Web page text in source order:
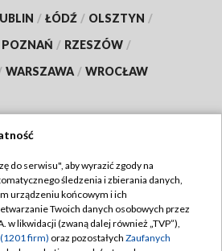
/ ŁÓDŹ / OLSZTYN /
POZNAŃ / RZESZÓW /
WARSZAWA / WROCŁAW
TVP
Regulamin TVP
prywatności
do serwisu", aby wyrazić zgody na
śledzenia i zbierania danych,
urządzeniu końcowym i ich
Twoich danych osobowych przez
w likwidacji (zwaną dalej również „TVP”),
firm) oraz pozostałych Zaufanych